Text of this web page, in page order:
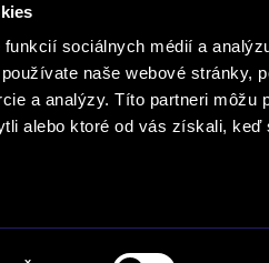
sociálnych médií a
naše webové stránky,
a analýzy. Títo partneri môžu
alebo ktoré od vás získali, keď
písomného súhlasu spoločností FINAL